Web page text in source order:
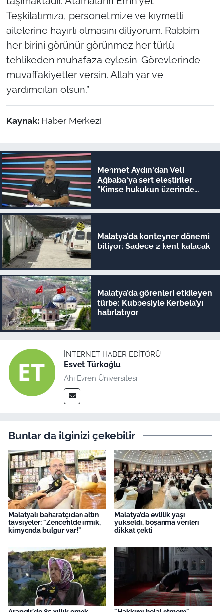
Teşkilatımıza, personelimize ve kıymetli
ailelerine hayırlı olmasını diliyorum. Rabbim
her birini görünür görünmez her türlü
tehlikeden muhafaza eylesin. Görevlerinde
muvaffakiyetler versin. Allah yar ve
yardımcıları olsun.”
Kaynak: Haber Merkezi
Mehmet Aydın'dan Veli
Ağbaba'ya sert eleştiriler:
"Kimse hukukun üzerinde
Malatya’da konteyner dönemi
bitiyor: Sadece 2 kent kalacak
Malatya’da görenleri etkileyen
türbe: Kubbesiyle Kerbela’yı
hatırlatıyor
İNTERNET HABER EDITÖRÜ
Esvet Türkoğlu
Ahi Evren Üniversitesi
Bunlar da ilginizi çekebilir
Malatyalı baharatçıdan altın
tavsiyeler: "Zencefilde irmik,
kimyonda bulgur var!"
Malatya’da evlilik yaşı
yükseldi, boşanma verileri
dikkat çekti